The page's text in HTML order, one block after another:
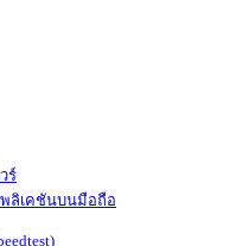
ร์
ลิเคชันบนมือถือ